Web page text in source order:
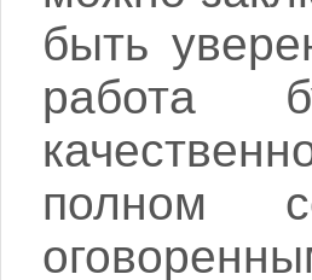
быть
работа
полном